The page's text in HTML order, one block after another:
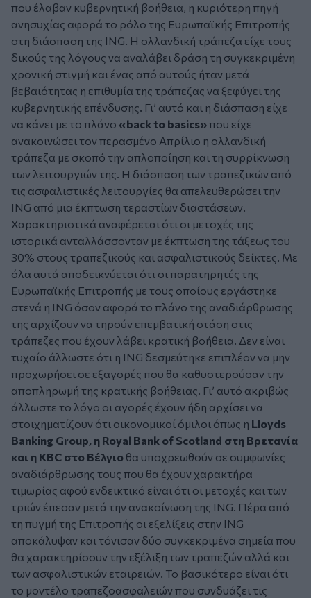
που έλαβαν κυβερνητική βοήθεια, η κυριότερη πηγή
ανησυχίας αφορά το ρόλο της Ευρωπαϊκής Επιτροπής
στη διάσπαση της ING. Η ολλανδική τράπεζα είχε τους
δικούς της λόγους να αναλάβει δράση τη συγκεκριμένη
χρονική στιγμή και ένας από αυτούς ήταν μετά
βεβαιότητας η επιθυμία της τράπεζας να ξεφύγει της
κυβερνητικής επένδυσης. Γι’ αυτό και η διάσπαση είχε
να κάνει με το πλάνο «back to basics»που είχε
ανακοινώσει τον περασμένο Απρίλιο η ολλανδική
τράπεζα με σκοπό την απλοποίηση και τη συρρίκνωση
των λειτουργιών της. Η διάσπαση των τραπεζικών από
τις ασφαλιστικές λειτουργίες θα απελευθερώσει την
ING από μια έκπτωση τεραστίων διαστάσεων.
Χαρακτηριστικά αναφέρεται ότι οι μετοχές της
ιστορικά ανταλλάσσονταν με έκπτωση της τάξεως του
30% στους τραπεζικούς και ασφαλιστικούς δείκτες. Με
όλα αυτά αποδεικνύεται ότι οι παρατηρητές της
Ευρωπαϊκής Επιτροπής με τους οποίους εργάστηκε
στενά η ING όσον αφορά το πλάνο της αναδιάρθρωσης
της αρχίζουν να τηρούν επεμβατική στάση στις
τράπεζες που έχουν λάβει κρατική βοήθεια. Δεν είναι
τυχαίο άλλωστε ότι η ING δεσμεύτηκε επιπλέον να μην
προχωρήσει σε εξαγορές που θα καθυστερούσαν την
αποπληρωμή της κρατικής βοήθειας. Γι’ αυτό ακριβώς
άλλωστε το λόγο οι αγορές έχουν ήδη αρχίσει να
στοιχηματίζουν ότι οικονομικοί όμιλοι όπως η Lloyds
Banking Group, η Royal Bank of Scotland στη Βρετανία
και η KBC στο Βέλγιο θα υποχρεωθούν σε συμφωνίες
αναδιάρθρωσης τους που θα έχουν χαρακτήρα
τιμωρίας αφού ενδεικτικό είναι ότι οι μετοχές και των
τριών έπεσαν μετά την ανακοίνωση της ING. Πέρα από
τη πυγμή της Επιτροπής οι εξελίξεις στην ING
αποκάλυψαν και τόνισαν δύο συγκεκριμένα σημεία που
θα χαρακτηρίσουν την εξέλιξη των τραπεζών αλλά και
των ασφαλιστικών εταιρειών. Το βασικότερο είναι ότι
το μοντέλο τραπεζοασφαλειών που συνδυάζει τις